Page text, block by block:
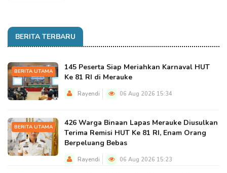
BERITA TERBARU
BERITA UTAMA
145 Peserta Siap Meriahkan Karnaval HUT
Ke 81 RI di Merauke
Rayendi 06 Aug 2026 15:34
BERITA UTAMA
426 Warga Binaan Lapas Merauke Diusulkan
Terima Remisi HUT Ke 81 RI, Enam Orang
Berpeluang Bebas
Rayendi 06 Aug 2026 15:23